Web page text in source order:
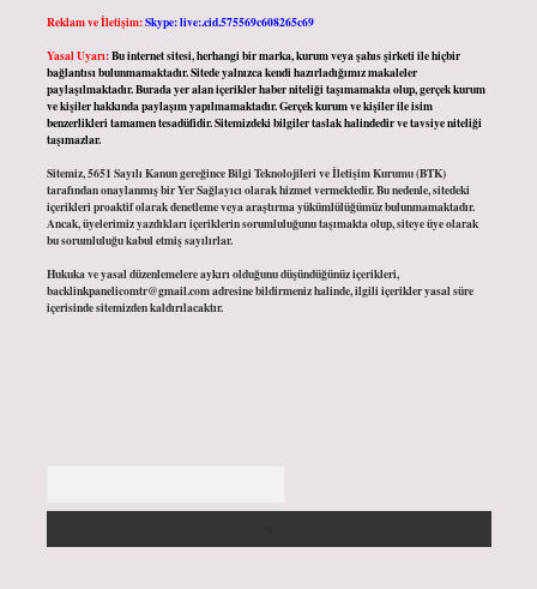
Reklam ve İletişim:Skype: live:.cid.575569c608265c69
Yasal Uyarı:Bu internet sitesi, herhangi bir marka, kurum veya şahıs şirketi ile hiçbir
bağlantısı bulunmamaktadır. Sitede yalnızca kendi hazırladığımız makaleler
paylaşılmaktadır. Burada yer alan içerikler haber niteliği taşımamakta olup, gerçek kurum
ve kişiler hakkında paylaşım yapılmamaktadır. Gerçek kurum ve kişiler ile isim
benzerlikleri tamamen tesadüfidir. Sitemizdeki bilgiler taslak halindedir ve tavsiye niteliği
taşımazlar.
Sitemiz, 5651 Sayılı Kanun gereğince Bilgi Teknolojileri ve İletişim Kurumu (BTK)
tarafından onaylanmış bir Yer Sağlayıcı olarak hizmet vermektedir. Bu nedenle, sitedeki
içerikleri proaktif olarak denetleme veya araştırma yükümlülüğümüz bulunmamaktadır.
Ancak, üyelerimiz yazdıkları içeriklerin sorumluluğunu taşımakta olup, siteye üye olarak
bu sorumluluğu kabul etmiş sayılırlar.
Hukuka ve yasal düzenlemelere aykırı olduğunu düşündüğünüz içerikleri,
backlinkpanelicomtr@gmail.comadresine bildirmeniz halinde, ilgili içerikler yasal süre
içerisinde sitemizden kaldırılacaktır.